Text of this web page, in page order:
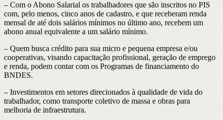
– Com o Abono Salarial os trabalhadores que são inscritos no PIS
com, pelo menos, cinco anos de cadastro, e que receberam renda
mensal de até dois salários mínimos no último ano, recebem um
abono anual equivalente a um salário mínimo.
– Quem busca crédito para sua micro e pequena empresa e/ou
cooperativas, visando capacitação profissional, geração de emprego
e renda, podem contar com os Programas de financiamento do
BNDES.
– Investimentos em setores direcionados à qualidade de vida do
trabalhador, como transporte coletivo de massa e obras para
melhoria de infraestrutura.